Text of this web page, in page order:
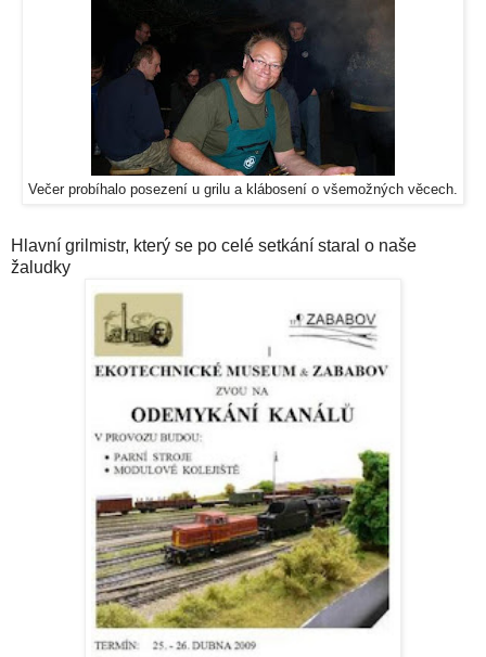
Večer probíhalo posezení u grilu a klábosení o všemožných věcech.
Hlavní grilmistr, který se po celé setkání staral o naše
žaludky